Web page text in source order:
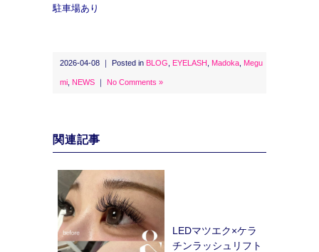
駐車場あり
2026-04-08 ｜ Posted in BLOG EYELASH Madoka Megu
mi NEWS ｜ No Comments »
関連記事
LEDマツエク×ケラ
チンラッシュリフト